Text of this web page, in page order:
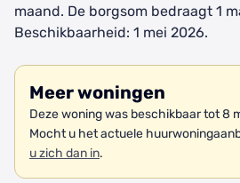
maand. De borgsom bedraagt 1
Beschikbaarheid: 1 mei 2026.
Meer woningen
Deze woning was beschikbaar tot 8
Mocht u het actuele
u zich dan in.